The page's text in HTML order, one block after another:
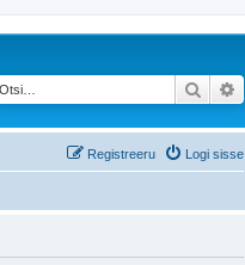
Otsi
Logi sisse
Registreeru